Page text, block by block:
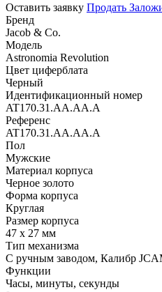
Оставить заявку Продать
Бренд
Jacob & Co.
Модель
Astronomia Revolution
Цвет циферблата
Черный
Идентификационный номер
AT170.31.AA.AA.A
Референс
AT170.31.AA.AA.A
Пол
Мужские
Материал корпуса
Черное золото
Форма корпуса
Круглая
Размер корпуса
47 х 27 мм
Тип механизма
С ручным заводом, Калибр
Функции
Часы, минуты, секунды